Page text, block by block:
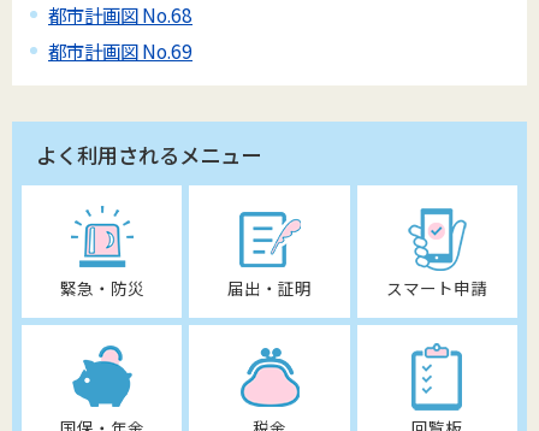
都市計画図 No.68
都市計画図 No.69
よく利用されるメニュー
緊急・防災 届出・証明 スマート申請